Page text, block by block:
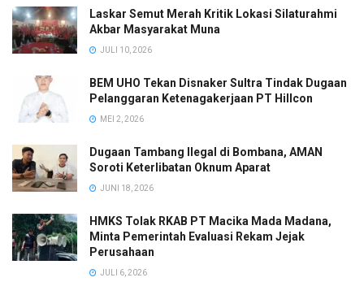
Laskar Semut Merah Kritik Lokasi Silaturahmi
Akbar Masyarakat Muna
JULI 10, 2026
BEM UHO Tekan Disnaker Sultra Tindak Dugaan
Pelanggaran Ketenagakerjaan PT Hillcon
MEI 2, 2026
Dugaan Tambang Ilegal di Bombana, AMAN
Soroti Keterlibatan Oknum Aparat
JUNI 18, 2026
HMKS Tolak RKAB PT Macika Mada Madana,
Minta Pemerintah Evaluasi Rekam Jejak
Perusahaan
JULI 6, 2026